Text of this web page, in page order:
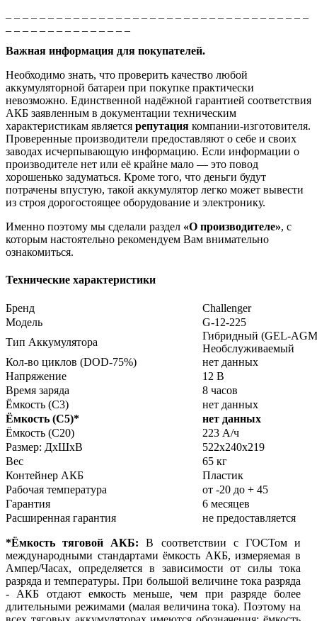
Важная информация для покупателей.
Необходимо знать, что проверить качество любой
аккумуляторной батареи при покупке практически
невозможно. Единственной надёжной гарантией соответствия
АКБ заявленным в документации техническим
характеристикам является репутация компании-изготовителя.
Проверенные производители предоставляют о себе и своих
заводах исчерпывающую информацию. Если информации о
производителе нет или её крайне мало — это повод
хорошенько задуматься. Кроме того, что деньги будут
потрачены впустую, такой аккумулятор легко может вывести
из строя дорогостоящее оборудование и электронику.
Именно поэтому мы сделали раздел «О производителе», с
которым настоятельно рекомендуем Вам внимательно
ознакомиться.
Технические характеристики
Бренд
Сhallenger
Модель
G-12-225
Тип Аккумулятора
Гибридный (GEL-
Необслуживаемый
Кол-во циклов (DOD-75%)
нет данных
Напряжение
12 В
Время заряда
8 часов
Ёмкость (С3)
нет данных
Ёмкость (С5)*
нет данных
Ёмкость (С20)
223 А/ч
Размер: ДхШхВ
522х240х219
Вес
65 кг
Контейнер АКБ
Пластик
Рабочая температура
от -20 до + 45
Гарантия
6 месяцев
Расширенная гарантия
не предоставляется
*Ёмкость тяговой АКБ:В соответствии с ГОСТом и
международными стандартами ёмкость АКБ, измеряемая в
Ампер/Часах, определяется в зависимости от силы тока
разряда и температуры. При большой величине тока разряда
- АКБ отдают емкость меньше, чем при разряде более
длительными режимами (малая величина тока). Поэтому на